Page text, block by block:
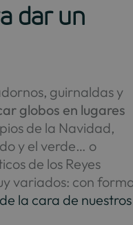
dar un
guirnaldas y
globos en lugares
de la Navidad,
y el verde… o
de los Reyes
variados: con
la cara de nuestros